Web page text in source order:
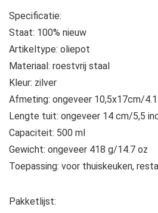
Specificatie:
Staat: 100% nieuw
Artikeltype: oliepot
Materiaal: roestvrij staal
Kleur: zilver
Afmeting: ongeveer 10,5x17cm/
Lengte tuit: ongeveer 14 cm/5,5
Capaciteit: 500 ml
Gewicht: ongeveer 418 g/14.7 oz
Toepassing: voor thuiskeuken,
Pakketlijst: